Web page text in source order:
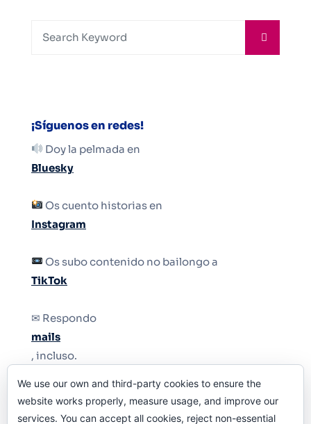
¡Síguenos en redes!
Doy la pelmada en
Bluesky
Os cuento historias en
Instagram
Os subo contenido no bailongo a
TikTok
✉ Respondo
mails
, incluso.
Y si una persona no puede tener teléfono, que
le quiten el teléfono.
We use our own and third-party cookies to ensure the
website works properly, measure usage, and improve our
services. You can accept all cookies, reject non-essential